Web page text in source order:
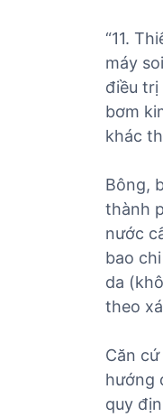
“11.
máy
điều trị
bơm
khác
Bông,
thành
nước
bao
da
theo
Căn
hướng
quy